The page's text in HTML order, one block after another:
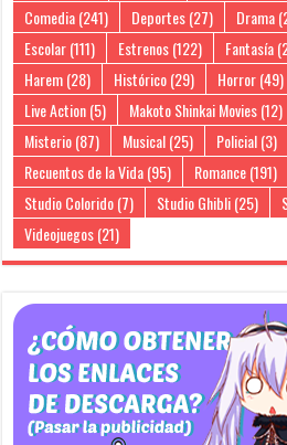
Comedia(241) Deportes(27) Drama
Escolar(111) Estrenos(122) Fantasía
Harem(28) Histórico(29) Horror(49)
Live Action(5) Makoto Shinkai Movies(12)
Misterio(87) Musical(25) Policial(3)
Recuentos de la Vida(95) Romance(191)
Studio Colorido(7) Studio Ghibli(25)
Videojuegos(21)